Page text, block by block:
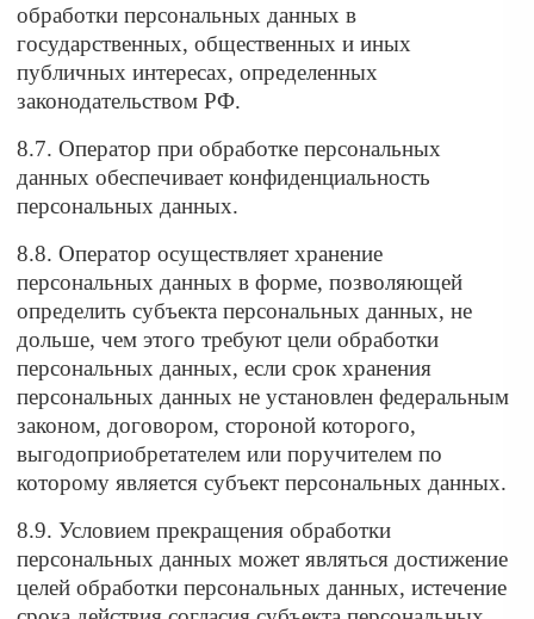
обработки персональных данных в
государственных, общественных и иных
публичных интересах, определенных
законодательством РФ.
8.7. Оператор при обработке персональных
данных обеспечивает конфиденциальность
персональных данных.
8.8. Оператор осуществляет хранение
персональных данных в форме, позволяющей
определить субъекта персональных данных, не
дольше, чем этого требуют цели обработки
персональных данных, если срок хранения
персональных данных не установлен федеральным
законом, договором, стороной которого,
выгодоприобретателем или поручителем по
которому является субъект персональных данных.
8.9. Условием прекращения обработки
персональных данных может являться достижение
целей обработки персональных данных, истечение